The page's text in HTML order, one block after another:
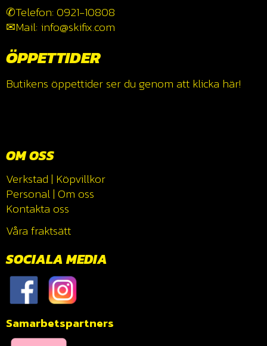
✆Telefon: 0921-10808
✉Mail: info@skifix.com
ÖPPETTIDER
Butikens öppettider ser du genom att klicka här!
OM OSS
Verkstad | Köpvillkor
Personal| Om oss
Kontakta oss
Våra fraktsätt
SOCIALA MEDIA
Samarbetspartners